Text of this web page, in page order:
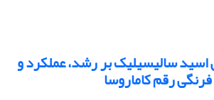
اسید سالیسیلیک بر رشد، عملکرد و
رقم کاماروسا